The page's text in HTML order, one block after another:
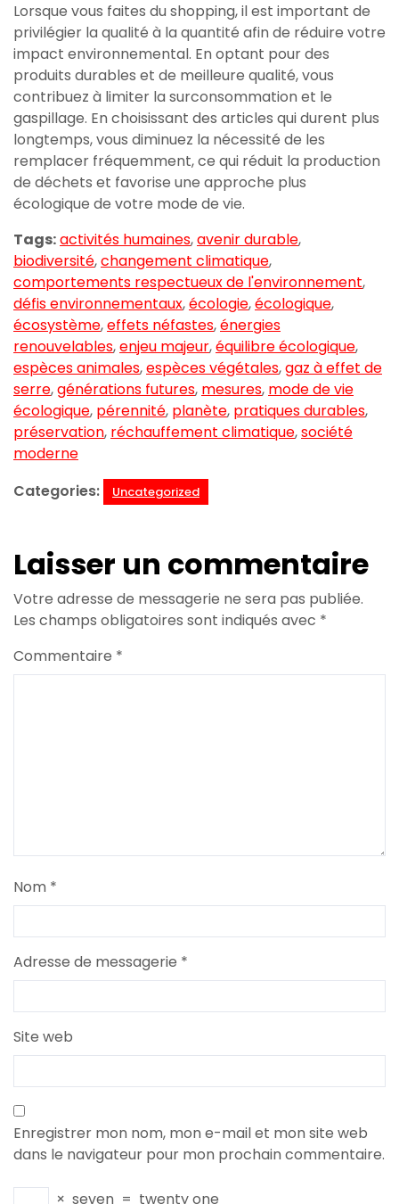
Lorsque vous faites du shopping, il est important de
privilégier la qualité à la quantité afin de réduire votre
impact environnemental. En optant pour des
produits durables et de meilleure qualité, vous
contribuez à limiter la surconsommation et le
gaspillage. En choisissant des articles qui durent plus
longtemps, vous diminuez la nécessité de les
remplacer fréquemment, ce qui réduit la production
de déchets et favorise une approche plus
écologique de votre mode de vie.
Tags:activités humaines,avenir durable,
biodiversité,changement climatique,
comportements respectueux de l'environnement,
défis environnementaux,écologie,écologique,
écosystème,effets néfastes,énergies
renouvelables,enjeu majeur,équilibre écologique,
espèces animales,espèces végétales,gaz à effet de
serre,générations futures, mesures, mode de vie
écologique, pérennité, planète, pratiques durables,
préservation, réchauffement climatique,société
moderne
Categories:
Uncategorized
Laisser un commentaire
Votre adresse de messagerie ne sera pas publiée.
Les champs obligatoires sont indiqués avec *
Commentaire *
Nom *
Adresse de messagerie *
Site web
Enregistrer mon nom, mon e-mail et mon site web
dans le navigateur pour mon prochain commentaire.
× seven = twenty one